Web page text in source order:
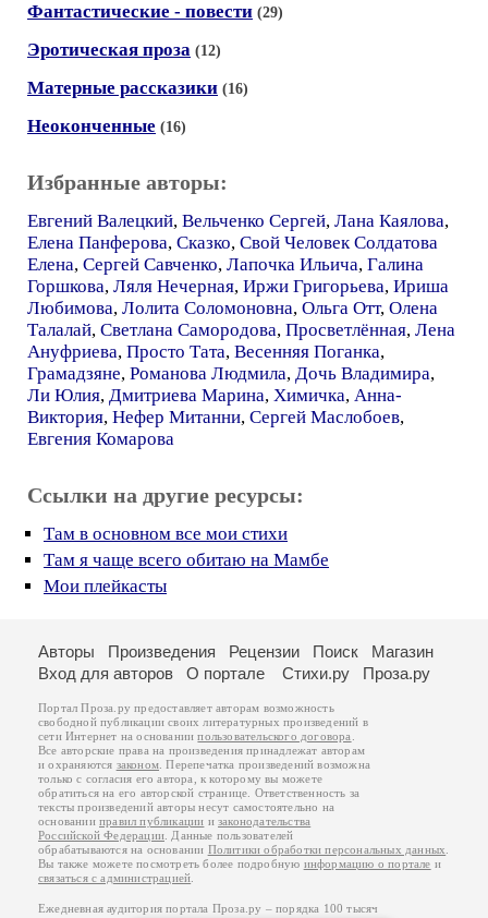
Фантастические - повести (29)
Эротическая проза (12)
Матерные рассказики (16)
Неоконченные (16)
Избранные авторы:
Евгений Валецкий, Вельченко Сергей, Лана Каялова,
Елена Панферова, Сказко, Свой Человек Солдатова
Елена, Сергей Савченко, Лапочка Ильича, Галина
Горшкова, Ляля Нечерная, Иржи Григорьева, Ириша
Любимова, Лолита Соломоновна, Ольга Отт, Олена
Талалай, Светлана Самородова, Просветлённая, Лена
Ануфриева, Просто Тата, Весенняя Поганка,
Грамадзяне, Романова Людмила, Дочь Владимира,
Ли Юлия, Дмитриева Марина, Химичка, Анна-
Виктория, Нефер Митанни, Сергей Маслобоев,
Евгения Комарова
Ссылки на другие ресурсы:
Там в основном все мои стихи
Там я чаще всего обитаю на Мамбе
Мои плейкасты
Авторы Произведения Рецензии Поиск
Магазин
Вход для авторов
О портале Стихи.ру Проза.ру
Портал Проза.ру предоставляет авторам возможность
свободной публикации своих литературных произведений в
сети Интернет на основаниипользовательского договора
Все авторские права на произведения принадлежат авторам
и охраняются законом . Перепечатка произведений возможна
только с согласия его автора, к которому вы можете
обратиться на его авторской странице. Ответственность за
тексты произведений авторы несут самостоятельно на
основанииправил публикации изаконодательства
Российской Федерации . Данные пользователей
обрабатываются на основании Политики обработки персональных данных
Вы также можете посмотреть более подробную информацию о портале и
связаться с администрацией
Ежедневная аудитория портала Проза.ру – порядка 100 тысяч